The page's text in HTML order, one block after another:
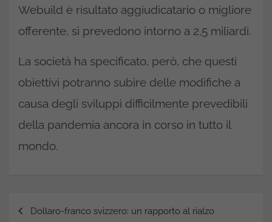
Webuild è risultato aggiudicatario o migliore
offerente, si prevedono intorno a 2,5 miliardi.
La società ha specificato, però, che questi
obiettivi potranno subire delle modifiche a
causa degli sviluppi difficilmente prevedibili
della pandemia ancora in corso in tutto il
mondo.
Dollaro-franco svizzero: un rapporto al rialzo